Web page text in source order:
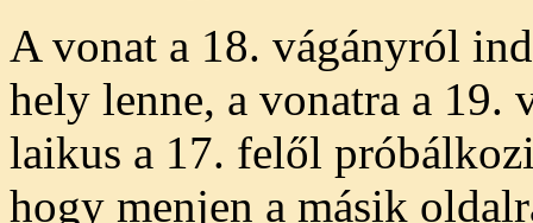
A vonat a 18. vágányról
hely lenne, a vonatra a
laikus a 17. felől
hogy menjen a másik